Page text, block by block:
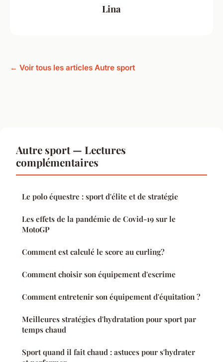
Lina
← Voir tous les articles Autre sport
Autre sport — Lectures
complémentaires
Le polo équestre : sport d'élite et de stratégie
Les effets de la pandémie de Covid-19 sur le
MotoGP
Comment est calculé le score au curling?
Comment choisir son équipement d'escrime
Comment entretenir son équipement d'équitation ?
Meilleures stratégies d'hydratation pour sport par
temps chaud
Sport quand il fait chaud : astuces pour s'hydrater